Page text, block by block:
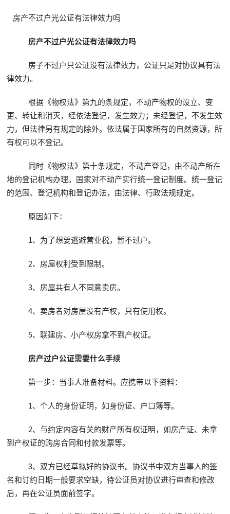
房产不过户光公证有法律效力吗
房产不过户光公证有法律效力吗
房子不过户只公证没有法律效力，公证只是对协议具有法
律效力。
根据《物权法》第九的条规定，不动产物权的设立、变
更、转让和消灭，经依法登记，发生效力；未经登记，不发生效
力，但法律另有规定的除外。依法属于国家所有的自然资源，所
有权可以不登记。
同时《物权法》第十条规定，不动产登记，由不动产所在
地的登记机构办理。国家对不动产实行统一登记制度。统一登记
的范围、登记机构和登记办法，由法律、行政法规规定。
原因如下：
1、为了想要逃避营业税，暂不过户。
2、房屋权利受到限制。
3、房屋共有人不同意卖房。
4、卖房者对房屋没有产权，只有使用权。
5、联建房、小产权房拿不到产权证。
房产过户公证需要什么手续
第一步：当事人准备材料。应携带以下资料：
1、个人的身份证明，如身份证、户口簿等。
2、与约定内容有关的财产所有权证明，如房产证、未拿
到产权证的购房合同和付款发票等。
3、双方已经草拟好的协议书。协议书中双方当事人的签
名和订约日期一般要求空缺，待公证员对协议进行审查和修改
后，再在公证员面前签字。